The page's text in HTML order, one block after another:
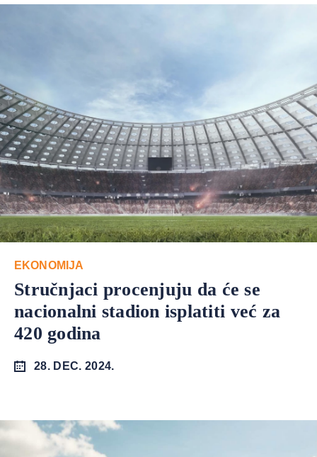
EKONOMIJA
Stručnjaci procenjuju da će se
nacionalni stadion isplatiti već za
420 godina
28. DEC. 2024.